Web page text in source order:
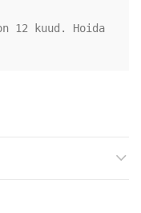
12 kuud. Hoida